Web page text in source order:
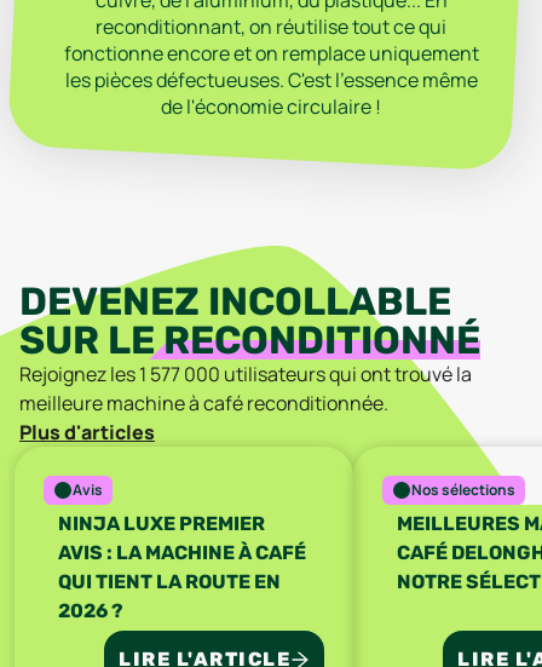
reconditionnant, on réutilise tout ce qui
fonctionne encore et on remplace uniquement
les pièces défectueuses. C'est l'essence même
de l'économie circulaire !
DEVENEZ INCOLLABLE
SUR LE RECONDITIONNÉ
Rejoignez les1 577 000 utilisateurs qui ont trouvéla
meilleuremachine à caféreconditionnée.
Plus d'articles
Avis
NINJA LUXE PREMIER
AVIS : LA MACHINE À CAFÉ
QUI TIENT LA ROUTE EN
2026 ?
LIRE L'ARTICLE
Nos sélections
MEILLEURES
CAFÉ
NOTRE
LIRE